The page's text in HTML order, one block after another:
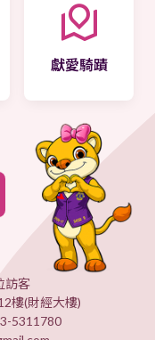
獻愛騎蹟
訪客
樓(財經大樓)
5311780